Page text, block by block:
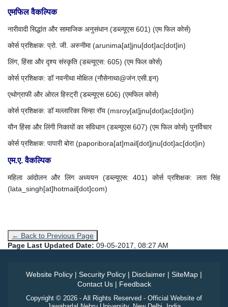
एमफिल वैकल्पिक
नारीवादी सिद्धांत और सामाजिक अनुसंधान (डब्ल्यूएस 601) (एम फिल कोर्स)
कोर्स प्रशिक्षक: प्रो. जी. अरुनीमा (arunima[at]jnu[dot]ac[dot]in)
लिंग, हिंसा और दृश्य संस्कृति (डब्ल्यूएस: 605) (एम फिल कोर्स)
कोर्स प्रशिक्षक: डॉ नवनीथा मोक्षिल (नौसेनाथा@जंन.एसी.इन)
एथोग्राफी और ओरल हिस्ट्री (डब्ल्यूएस 606) (एमफिल कोर्स)
कोर्स प्रशिक्षक: डॉ मल्लारिका सिन्हा रॉय (msroy[at]jnu[dot]ac[dot]in)
यौन हिंसा और लिंगी निकायों का संविधान (डब्ल्यूएस 607) (एम फिल कोर्स) पुनर्विचार
कोर्स प्रशिक्षक: पापारी बोरा (paporibora[at]mail[dot]jnu[dot]ac[dot]in)
एम.ए. वैकल्पिक
महिला आंदोलन और लिंग अध्ययन (डब्ल्यूएस: 401) कोर्स प्रशिक्षक: लता सिंह
(lata_singh[at]hotmail[dot]com)
← Back to Previous Page
Page Last Updated Date: 09-05-2017, 08:27 AM
Website Policy | Security Policy | Disclaimer | SiteMap |
Contact Us| Feedback
Copyright © 2026 - All Rights Reserved - Official Website of